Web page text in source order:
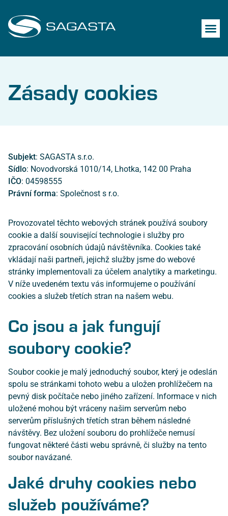
Zásady cookies
Subjekt: SAGASTA s.r.o.
Sídlo: Novodvorská 1010/14, Lhotka, 142 00 Praha
IČO: 04598555
Právní forma: Společnost s r.o.
Provozovatel těchto webových stránek používá soubory
cookie a další související technologie i služby pro
zpracování osobních údajů návštěvníka. Cookies také
vkládají naši partneři, jejichž služby jsme do webové
stránky implementovali za účelem analytiky a marketingu.
V níže uvedeném textu vás informujeme o používání
cookies a služeb třetích stran na našem webu.
Co jsou a jak fungují
soubory cookie?
Soubor cookie je malý jednoduchý soubor, který je odeslán
spolu se stránkami tohoto webu a uložen prohlížečem na
pevný disk počítače nebo jiného zařízení. Informace v nich
uložené mohou být vráceny našim serverům nebo
serverům příslušných třetích stran během následné
návštěvy. Bez uložení souboru do prohlížeče nemusí
fungovat některé části webu správně, či služby na tento
soubor navázané.
Jaké druhy cookies nebo
služeb používáme?